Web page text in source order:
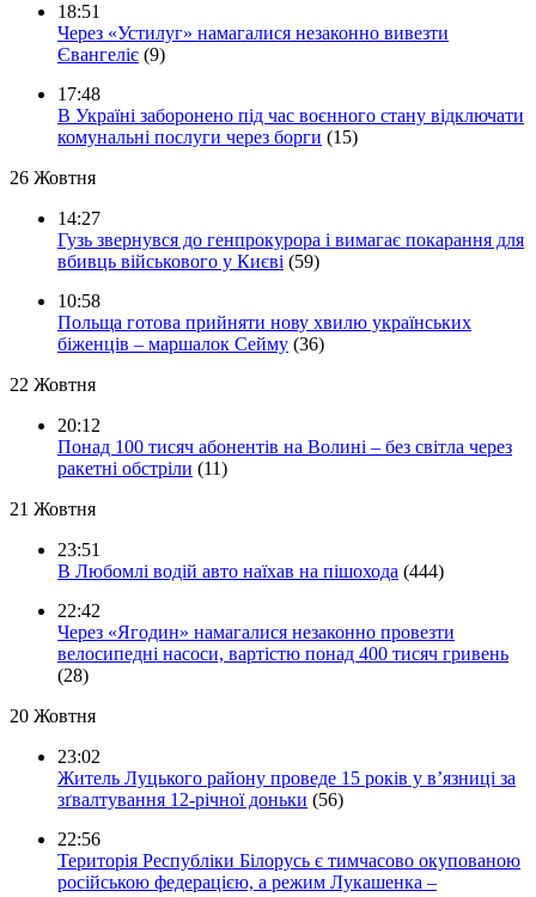
18:51
Через «Устилуг» намагалися незаконно вивезти
Євангеліє (9)
17:48
В Україні заборонено під час воєнного стану відключати
комунальні послуги через борги (15)
26 Жовтня
14:27
Гузь звернувся до генпрокурора і вимагає покарання для
вбивць військового у Києві (59)
10:58
Польща готова прийняти нову хвилю українських
біженців – маршалок Сейму (36)
22 Жовтня
20:12
Понад 100 тисяч абонентів на Волині – без світла через
ракетні обстріли (11)
21 Жовтня
23:51
В Любомлі водій авто наїхав на пішохода (444)
22:42
Через «Ягодин» намагалися незаконно провезти
велосипедні насоси, вартістю понад 400 тисяч гривень
(28)
20 Жовтня
23:02
Житель Луцького району проведе 15 років у в’язниці за
зґвалтування 12-річної доньки (56)
22:56
Територія Республіки Білорусь є тимчасово окупованою
російською федерацією, а режим Лукашенка –